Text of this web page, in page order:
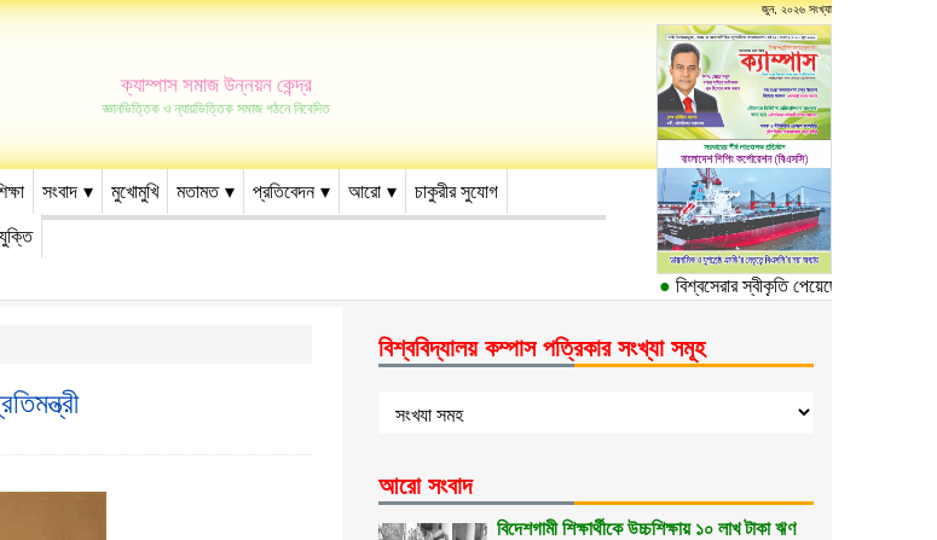
ক্যাম্পাস সমাজ উন্নয়ন কেন্দ্র
জ্ঞানভিত্তিক ও ন্যায়ভিত্তিক সমাজ গঠনে নিবেদিত
জুন, ২০২৬ সংখ্যা
সংবাদ মুখোমুখি মতামত প্রতিবেদন আরো চাকুরীর সুযোগ
বিশ্বসেরার স্বীকৃতি পেয়েছে ঢাকা
বিশ্ববিদ্যালয় কম্পাস পত্রিকার সংখ্যা সমূহ
আরো সংবাদ
বিদেশগামী শিক্ষার্থীকে উচ্চশিক্ষায় ১০ লাখ টাকা ঋণ